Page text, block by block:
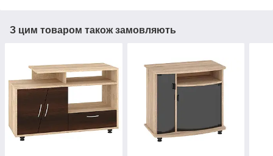
З цим товаром також замовляють